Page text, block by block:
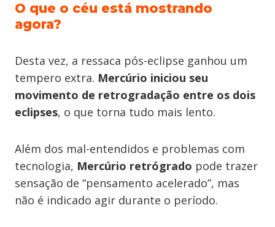
O que o céu está mostrando
agora?
Desta vez, a ressaca pós-eclipse ganhou um
tempero extra. Mercúrio iniciou seu
movimento de retrogradação entre os dois
eclipses, o que torna tudo mais lento.
Além dos mal-entendidos e problemas com
tecnologia, Mercúrio retrógrado pode trazer
sensação de “pensamento acelerado”, mas
não é indicado agir durante o período.